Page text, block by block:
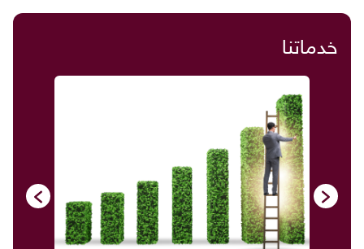
خدماتنا